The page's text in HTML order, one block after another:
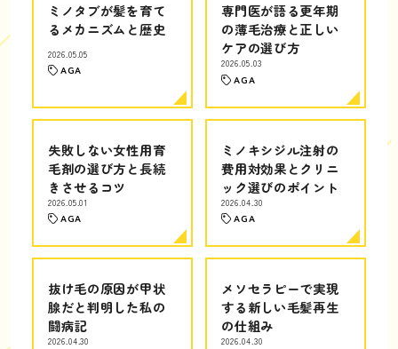
ミノタブが髪を育て
るメカニズムと歴史
2026.05.05
AGA
専門医が語る更年期
の薄毛治療と正しい
ケアの選び方
2026.05.03
AGA
失敗しない女性用育
毛剤の選び方と長続
きさせるコツ
2026.05.01
AGA
ミノキシジル注射の
費用対効果とクリニ
ック選びのポイント
2026.04.30
AGA
抜け毛の原因が甲状
腺だと判明した私の
闘病記
2026.04.30
メソセラピーで実現
する新しい毛髪再生
の仕組み
2026.04.30